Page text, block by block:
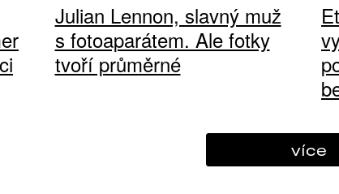
Julian Lennon, slavný muž
s fotoaparátem. Ale fotky
tvoří průměrné
více